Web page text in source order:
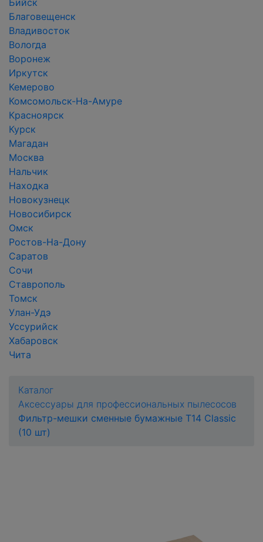
Бийск
Благовещенск
Владивосток
Вологда
Воронеж
Иркутск
Кемерово
Комсомольск-На-Амуре
Красноярск
Курск
Магадан
Москва
Нальчик
Находка
Новокузнецк
Новосибирск
Омск
Ростов-На-Дону
Саратов
Сочи
Ставрополь
Томск
Улан-Удэ
Уссурийск
Хабаровск
Чита
Каталог
Аксессуары для профессиональных пылесосов
Фильтр-мешки сменные бумажные T14 Сlassic
(10 шт)